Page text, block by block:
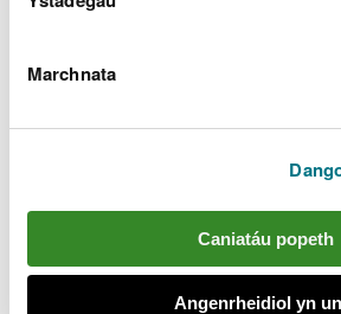
Marchnata
Caniatáu popeth
Angenrheidiol yn
Yn yr adran hon
Diweddariad Ymchwiliad
Defnyddio ceffylau i dynnu
Adroddiad tystiolaeth newydd
ymdrechion i wella ansawdd
Rhagor